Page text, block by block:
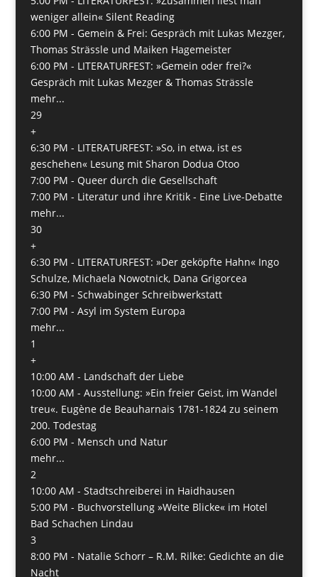
weniger allein« Silent Reading
6:00 PM - Gemein & Frei: Gespräch mit Lukas Mezger,
Thomas Strässle und Maiken Hagemeister
6:00 PM - LITERATURFEST: »Gemein oder frei?«
Gespräch mit Lukas Mezger & Thomas Strässle
mehr...
29
+
6:30 PM - LITERATURFEST: »So, in etwa, ist es
geschehen« Lesung mit Sharon Dodua Otoo
7:00 PM - Queer durch die Gesellschaft
7:00 PM - Literatur und ihre Kritik - Eine Live-Debatte
mehr...
30
+
6:30 PM - LITERATURFEST: »Der geköpfte Hahn« Ingo
Schulze, Michaela Nowotnick, Dana Grigorcea
6:30 PM - Schwabinger Schreibwerkstatt
7:00 PM - Asyl im System Europa
mehr...
1
+
10:00 AM - Landschaft der Liebe
10:00 AM - Ausstellung: »Ein freier Geist, im Wandel
treu«. Eugène de Beauharnais 1781-1824 zu seinem
200. Todestag
6:00 PM - Mensch und Natur
mehr...
2
10:00 AM - Stadtschreiberei in Haidhausen
5:00 PM - Buchvorstellung »Weite Blicke« im Hotel
Bad Schachen Lindau
3
8:00 PM - Natalie Schorr – R.M. Rilke: Gedichte an die
Nacht